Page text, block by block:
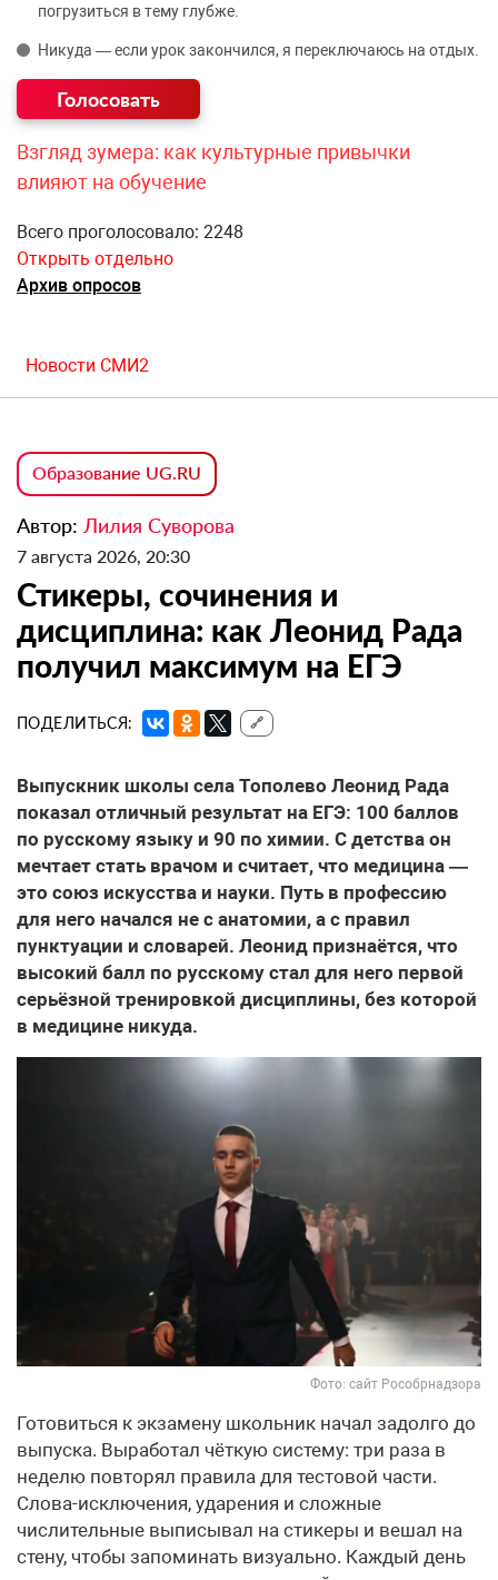
погрузиться в тему глубже.
Никуда — если урок закончился, я переключаюсь на отдых.
Взгляд зумера: как культурные привычки
влияют на обучение
Всего проголосовало: 2248
Открыть отдельно
Архив опросов
Новости СМИ2
Образование UG.RU
Автор: Лилия Суворова
7 августа 2026, 20:30
Стикеры, сочинения и
дисциплина: как Леонид Рада
получил максимум на ЕГЭ
ПОДЕЛИТЬСЯ: 🔗
Выпускник школы села Тополево Леонид Рада
показал отличный результат на ЕГЭ: 100 баллов
по русскому языку и 90 по химии. С детства он
мечтает стать врачом и считает, что медицина —
это союз искусства и науки. Путь в профессию
для него начался не с анатомии, а с правил
пунктуации и словарей. Леонид признаётся, что
высокий балл по русскому стал для него первой
серьёзной тренировкой дисциплины, без которой
в медицине никуда.
Фото: сайт Рособрнадзора
Готовиться к экзамену школьник начал задолго до
выпуска. Выработал чёткую систему: три раза в
неделю повторял правила для тестовой части.
Слова-исключения, ударения и сложные
числительные выписывал на стикеры и вешал на
стену, чтобы запоминать визуально. Каждый день